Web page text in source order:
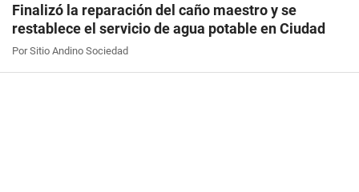
Finalizó la reparación del caño maestro y se
restablece el servicio de agua potable en Ciudad
Por Sitio Andino Sociedad